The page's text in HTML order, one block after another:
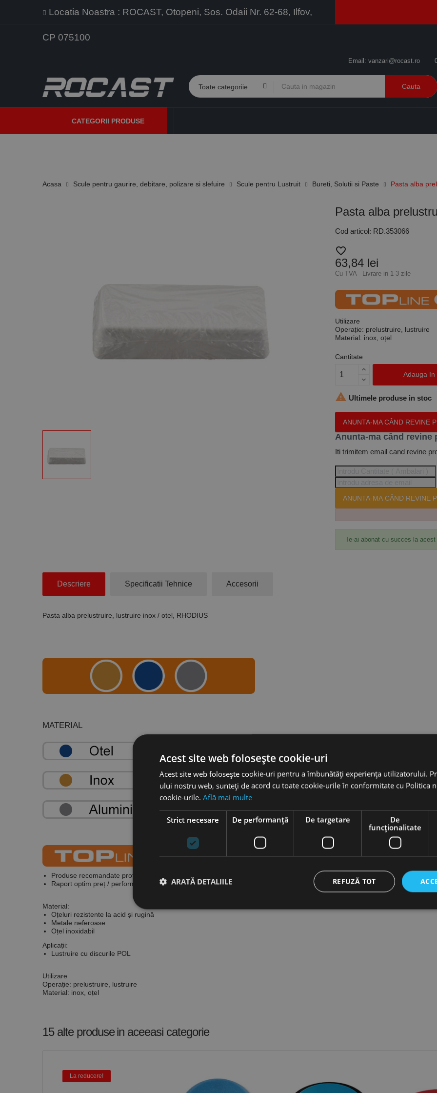
Locatia Noastra : ROCAST, Otopeni, Sos. Odaii Nr. 62-68, Ilfov,
CP 075100
Email: vanzari@rocast.ro
Cauta
CATEGORII PRODUSE
Acasa Scule pentru gaurire, debitare, polizare si slefuire Scule pentru Lustruit Bureti, Solutii si Paste Pasta alba
Pasta alba
Cod articol: RD.353066
favorite_border
63,84 lei
Cu TVA Livrare in 1-3 zile
Utilizare
Operație: prelustruire, lustruire
Material: inox, oțel
Cantitate
Adauga In
 Ultimele produse in stoc
ANUNTA-MA CÂND REVINE
Anunta-ma când revine
Iti trimitem email cand revine
ANUNTA-MA CÂND REVINE
Te-ai abonat cu succes la acest
Descriere Specificatii Tehnice Accesorii
Pasta alba prelustruire, lustruire inox / otel, RHODIUS
MATERIAL
Produse recomandate profesioniștilor, oferă maximum de siguranță și confort în exploatare.
Raport optim preț / performanță.
Material:
Oțeluri rezistente la acid și rugină
Metale neferoase
Oțel inoxidabil
Aplicații:
Lustruire cu discurile POL
Utilizare
Operație: prelustruire, lustruire
Material: inox, oțel
15 alte produsein aceeasi categorie
La reducere!
Acest site web folosește cookie-uri
Acest site web folosește cookie-uri pentru a îmbunătăți experiența utilizatorului.
ului nostru web, sunteți de acord cu toate cookie-urile în conformitate cu Politica
cookie-urile. Află mai multe
Strict necesare De performanță De targetare
De
funcţionalitate
REFUZĂ TOT
ARATĂ DETALIILE
Furnizor
Furnizor / Domeniu
Google Privacy Policy